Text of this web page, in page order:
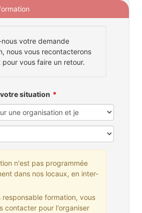
votre demande
nous vous recontacterons
pour vous faire un retour.
situation
n'est pas programmée
dans nos locaux, en inter-
responsable formation, vous
contacter pour l'organiser